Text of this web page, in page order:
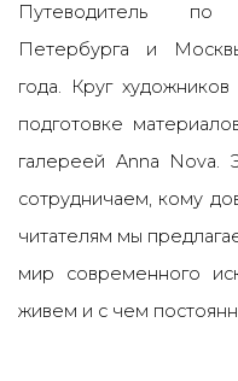
Путеводитель по
Петербурга и
года.
Круг
подготовке
галереей Anna Nova.
сотрудничаем, кому
читателям мы
мир современного
живем и с чем